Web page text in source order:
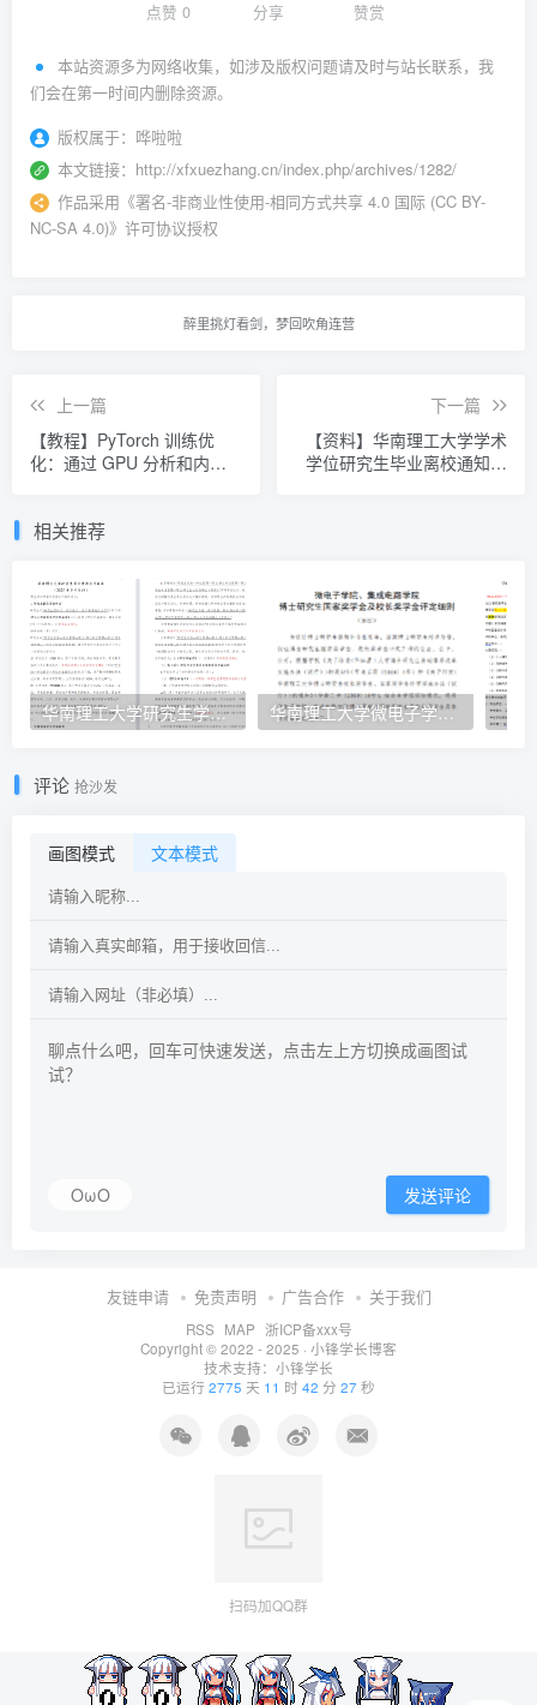
点赞 0 分享 赞赏
本站资源多为网络收集，如涉及版权问题请及时与站长联系，我
们会在第一时间内删除资源。
版权属于： 哗啦啦
本文链接： http://xfxuezhang.cn/index.php/archives/1282/
作品采用 《署名-非商业性使用-相同方式共享 4.0 国际 (CC BY-
NC-SA 4.0)》许可协议授权
醉里挑灯看剑，梦回吹角连营
上一篇
【教程】PyTorch 训练优
化：通过 GPU 分析和内存
下一篇
【资料】华南理工大学学术
学位研究生毕业离校通知书
相关推荐
华南理工大学研究生学位申请工作程序 （2025年9月修订） 华南理工大学微电子学院/集成电路学院奖学金评定细则
评论 抢沙发
画图模式 文本模式
OωO 发送评论
友链申请 免责声明 广告合作 关于我们
RSS MAP 浙ICP备xxx号
Copyright © 2022 - 2025 · 小锋学长博客
技术支持： 小锋学长
已运行 2775 天 11 时 42 分 27 秒
扫码加QQ群